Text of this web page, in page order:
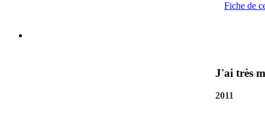
Fiche de
J'ai très
2011